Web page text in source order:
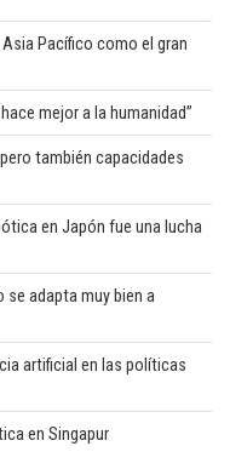
Asia Pacífico como el gran
mejor a la humanidad”
también capacidades
en Japón fue una lucha
se adapta muy bien a
artificial en las políticas
en Singapur